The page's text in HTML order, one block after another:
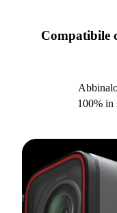
Compatibile
100% in